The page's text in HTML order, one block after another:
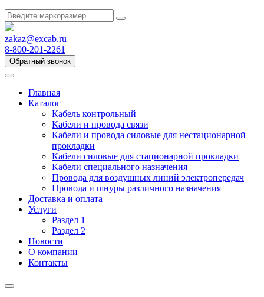
zakaz@excab.ru
8-800-201-2261
Обратный звонок
Главная
Каталог
Кабель контрольный
Кабели и провода связи
Кабели и провода силовые для нестационарной
прокладки
Кабели силовые для стационарной прокладки
Кабели специального назначения
Провода для воздушных линий электропередач
Провода и шнуры различного назначения
Доставка и оплата
Услуги
Раздел 1
Раздел 2
Новости
О компании
Контакты